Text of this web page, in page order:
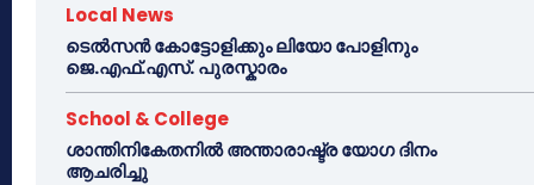
Local News
ടെൽസൻ കോട്ടോളിക്കും ലിയോ പോളിനും
ജെ.എഫ്.എസ്. പുരസ്കാരം
School & College
ശാന്തിനികേതനിൽ അന്താരാഷ്ട്ര യോഗ ദിനം
ആചരിച്ചു